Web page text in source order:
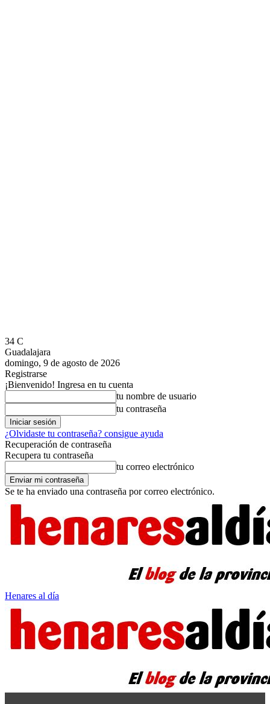
34 C
Guadalajara
domingo, 9 de agosto de 2026
Registrarse
¡Bienvenido! Ingresa en tu cuenta
tu nombre de usuario
tu contraseña
¿Olvidaste tu contraseña? consigue ayuda
Recuperación de contraseña
Recupera tu contraseña
tu correo electrónico
Se te ha enviado una contraseña por correo electrónico.
Henares al día